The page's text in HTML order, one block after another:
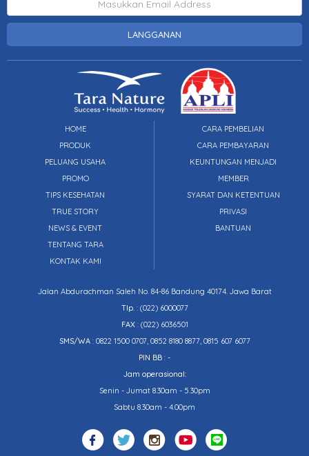
LANGGANAN
HOME
PRODUK
PELUANG USAHA
PROMO
TIPS KESEHATAN
TRUE STORY
NEWS & EVENT
TENTANG TARA
KONTAK KAMI
CARA PEMBELIAN
CARA PEMBAYARAN
KEUNTUNGAN MENJADI
MEMBER
SYARAT DAN KETENTUAN
PRIVASI
BANTUAN
Jalan Abdurachman Saleh No. 84-86 Bandung 40174. Jawa Barat
Tlp.: (022) 6000077
FAX: (022) 6036501
SMS/WA: 0822 1500 0707, 0852 8180 8877, 0815 607 6077
PIN BB : -
Jam operasional:
Senin - Jumat 8.30am - 5.30pm
Sabtu 8.30am - 4.00pm